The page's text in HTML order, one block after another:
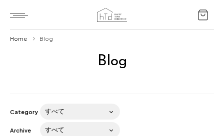
Blog
Home Blog
Category
Archive